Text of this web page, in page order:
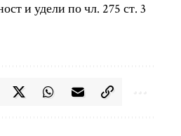
и удели по чл. 275 ст. 3